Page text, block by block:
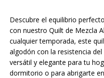
Descubre el equilibrio
con nuestro Quilt de Mezcla
cualquier temporada, este
algodón con la resistencia
versátil y elegante para tu
dormitorio o para abrigarte